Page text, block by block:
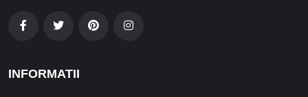
INFORMATII